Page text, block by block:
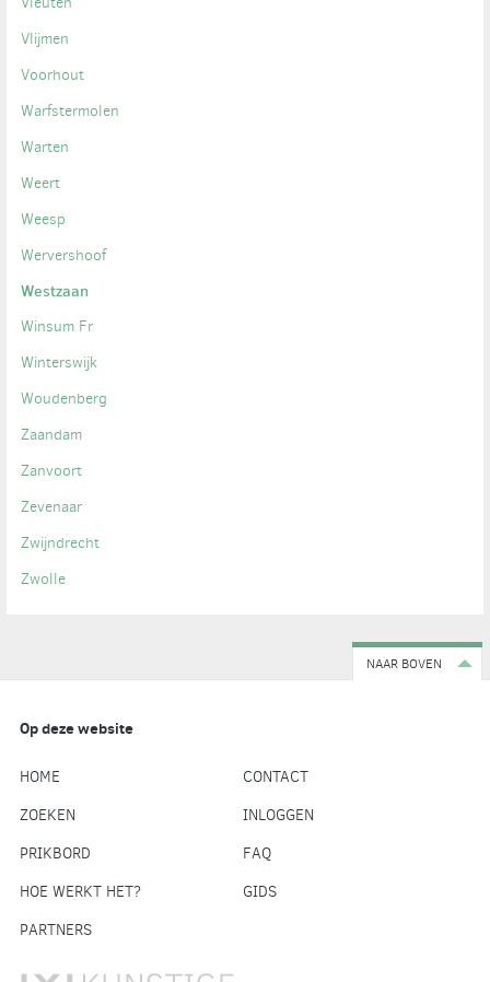
Vlijmen
Voorhout
Warfstermolen
Warten
Weert
Weesp
Wervershoof
Westzaan
Winsum Fr
Winterswijk
Woudenberg
Zaandam
Zanvoort
Zevenaar
Zwijndrecht
Zwolle
NAAR BOVEN
Op deze website
HOME
CONTACT
ZOEKEN
INLOGGEN
PRIKBORD
FAQ
HOE WERKT HET?
GIDS
PARTNERS